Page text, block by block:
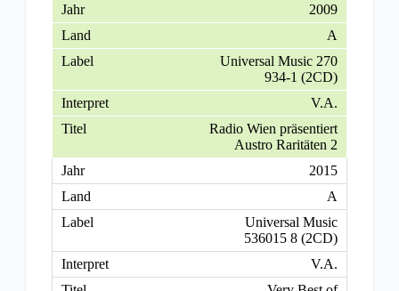
2009
A
Universal Music 270
934-1 (2CD)
V.A.
Radio Wien präsentiert
Austro Raritäten 2
2015
A
Universal Music
536015 8 (2CD)
V.A.